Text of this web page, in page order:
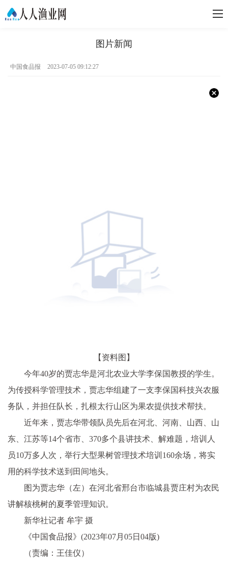
图片新闻
中国食品报 2023-07-05 09:12:27
【资料图】
今年40岁的贾志华是河北农业大学李保国教授的学生。
为传授科学管理技术，贾志华组建了一支李保国科技兴农服
务队，并担任队长，扎根太行山区为果农提供技术帮扶。
近年来，贾志华带领队员先后在河北、河南、山西、山
东、江苏等14个省市、370多个县讲技术、解难题，培训人
员10万多人次，举行大型果树管理技术培训160余场，将实
用的科学技术送到田间地头。
图为贾志华（左）在河北省邢台市临城县贾庄村为农民
讲解核桃树的夏季管理知识。
新华社记者 牟宇 摄
《中国食品报》(2023年07月05日04版)
（责编：王佳仪）